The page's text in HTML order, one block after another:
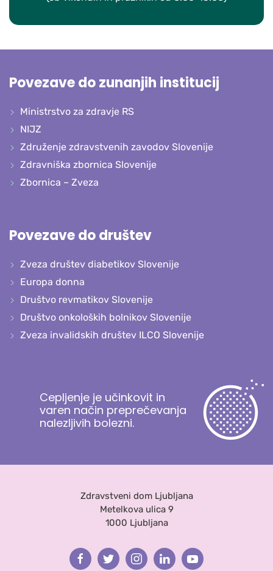
Povezave do zunanjih institucij
Ministrstvo za zdravje RS
NIJZ
Združenje zdravstvenih zavodov Slovenije
Zdravniška zbornica Slovenije
Zbornica – Zveza
Povezave do društev
Zveza društev diabetikov Slovenije
Europa donna
Društvo revmatikov Slovenije
Društvo onkoloških bolnikov Slovenije
Zveza invalidskih društev ILCO Slovenije
Cepljenje je učinkovit in
varen način preprečevanja
nalezljivih bolezni.
Zdravstveni dom Ljubljana
Metelkova ulica 9
1000 Ljubljana
FacebookTwitterInstagramLinkedinYoutube